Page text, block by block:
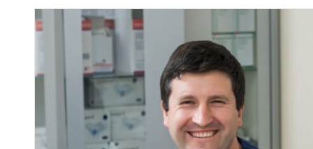
Darbo laikas:
I-V 07:30 - 20:30
Darbo laikas:
VI 09:00 - 15:00
VII --